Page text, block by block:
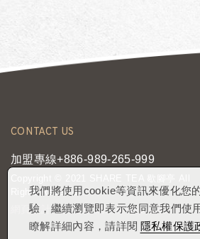
我們將使用cookie等資訊來優化您
驗，繼續瀏覽即表示您同意我們使
瞭解詳細內容，請詳閱 隱私權保護
CONTACT US
加盟專線+886-989-265-999
Rights Reserved.
網頁設計 : 新視野 隱私權保護政策